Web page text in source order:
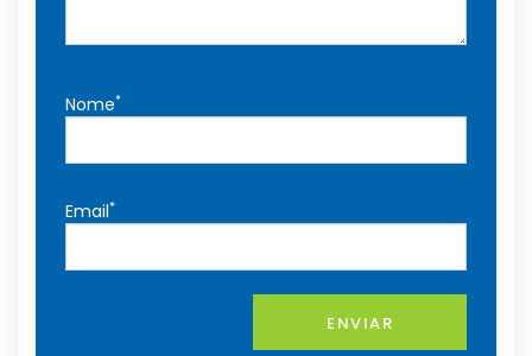
Nome*
Email*
ENVIAR